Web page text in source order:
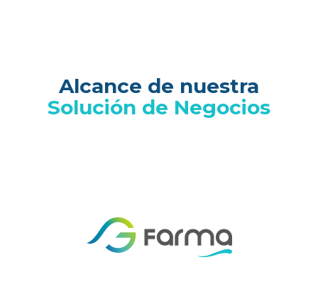
Alcance de nuestra
Solución de Negocios